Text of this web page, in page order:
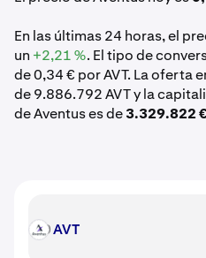
En las últimas 24 horas, el
un +2,21 %. El tipo de
de 0,34 € por AVT. La oferta
de 9.886.792 AVT y la
de Aventus es de3.329.822
AVT AVT